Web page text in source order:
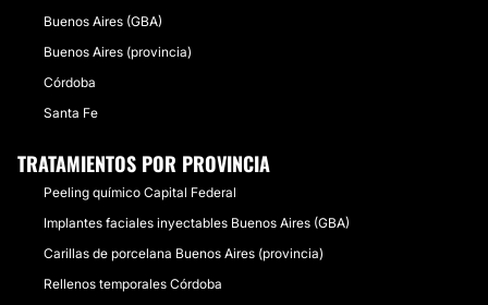
Buenos Aires (GBA)
Buenos Aires (provincia)
Córdoba
Santa Fe
TRATAMIENTOS POR PROVINCIA
Peeling químico Capital Federal
Implantes faciales inyectables Buenos Aires (GBA)
Carillas de porcelana Buenos Aires (provincia)
Rellenos temporales Córdoba